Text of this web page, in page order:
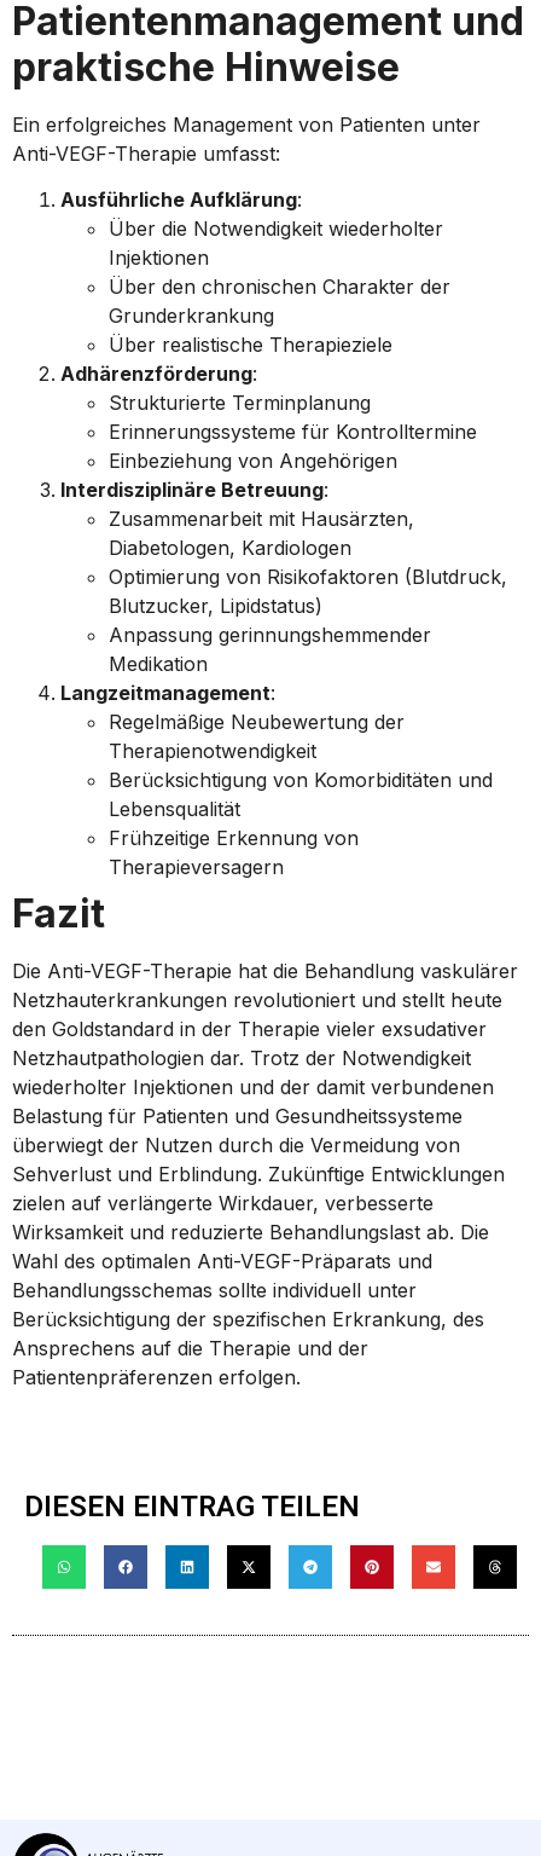
Patientenmanagement und
praktische Hinweise
Ein erfolgreiches Management von Patienten unter
Anti-VEGF-Therapie umfasst:
Ausführliche Aufklärung:
Über die Notwendigkeit wiederholter
Injektionen
Über den chronischen Charakter der
Grunderkrankung
Über realistische Therapieziele
Adhärenzförderung:
Strukturierte Terminplanung
Erinnerungssysteme für Kontrolltermine
Einbeziehung von Angehörigen
Interdisziplinäre Betreuung:
Zusammenarbeit mit Hausärzten,
Diabetologen, Kardiologen
Optimierung von Risikofaktoren (Blutdruck,
Blutzucker, Lipidstatus)
Anpassung gerinnungshemmender
Medikation
Langzeitmanagement:
Regelmäßige Neubewertung der
Therapienotwendigkeit
Berücksichtigung von Komorbiditäten und
Lebensqualität
Frühzeitige Erkennung von
Therapieversagern
Fazit
Die Anti-VEGF-Therapie hat die Behandlung vaskulärer
Netzhauterkrankungen revolutioniert und stellt heute
den Goldstandard in der Therapie vieler exsudativer
Netzhautpathologien dar. Trotz der Notwendigkeit
wiederholter Injektionen und der damit verbundenen
Belastung für Patienten und Gesundheitssysteme
überwiegt der Nutzen durch die Vermeidung von
Sehverlust und Erblindung. Zukünftige Entwicklungen
zielen auf verlängerte Wirkdauer, verbesserte
Wirksamkeit und reduzierte Behandlungslast ab. Die
Wahl des optimalen Anti-VEGF-Präparats und
Behandlungsschemas sollte individuell unter
Berücksichtigung der spezifischen Erkrankung, des
Ansprechens auf die Therapie und der
Patientenpräferenzen erfolgen.
DIESEN EINTRAG TEILEN